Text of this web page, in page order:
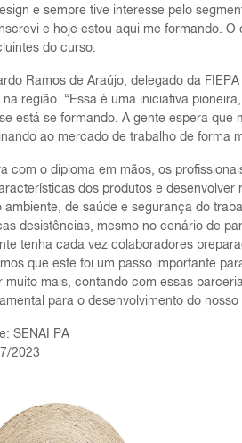
e sempre tive interesse pelo
e hoje estou aqui me formando.
do curso.
Ramos de Araújo, delegado da
na região. “Essa é uma iniciativa
está se formando. A gente espera que
ao mercado de trabalho de forma
com o diploma em mãos, os
dos produtos e
ambiente, de saúde e segurança do
desistências, mesmo no cenário de
tenha cada vez colaboradores
que este foi um passo importante
muito mais, contando com essas
para o desenvolvimento do
SENAI PA
2023